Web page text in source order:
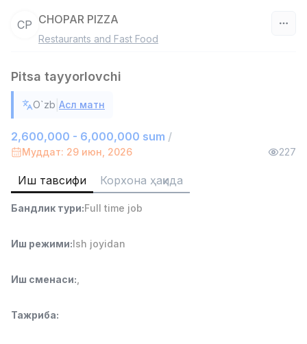
4,280,000 sum/
Full time job
Ish joyidan
Савдо бошлиғи
6,000,000 - 15,000,000 sum
Ish joyidan
Дўкон сотувчиси
Full time job
CP CHOPAR PIZZA
Restaurants and Fast Food
Pitsa tayyorlovchi
O`zb Асл матн
2,600,000 - 6,000,000 sum /
Муддат: 29 июн, 2026 227
Иш тавсифи Корхона ҳақида
Бандлик тури:Full time job
Иш режими:Ish joyidan
Иш сменаси:
Тажриба: